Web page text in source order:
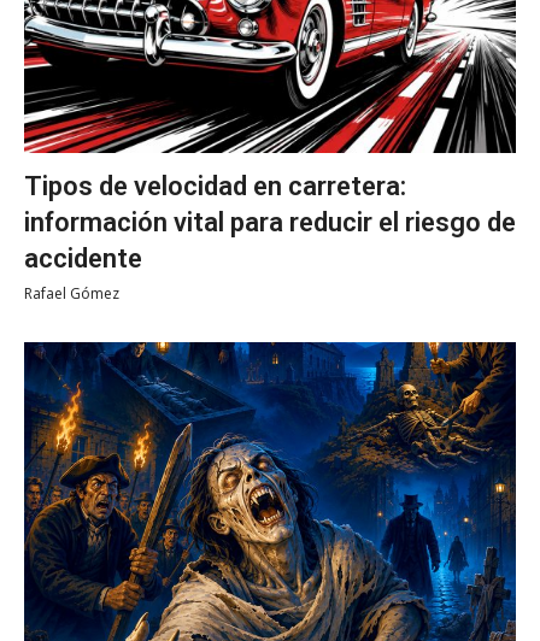
Tipos de velocidad en carretera:
información vital para reducir el riesgo de
accidente
Rafael Gómez